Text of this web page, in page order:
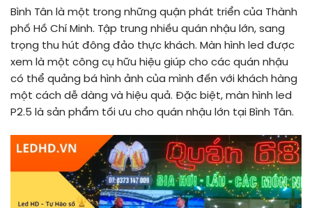
Bình Tân là một trong những quận phát triển của Thành
phố Hồ Chí Minh. Tập trung nhiều quán nhậu lớn, sang
trọng thu hút đông đảo thực khách. Màn hình led được
xem là một công cụ hữu hiệu giúp cho các quán nhậu
có thể quảng bá hình ảnh của mình đến với khách hàng
một cách dễ dàng và hiệu quả. Đặc biệt, màn hình led
P2.5 là sản phẩm tối ưu cho quán nhậu lớn tại Bình Tân.